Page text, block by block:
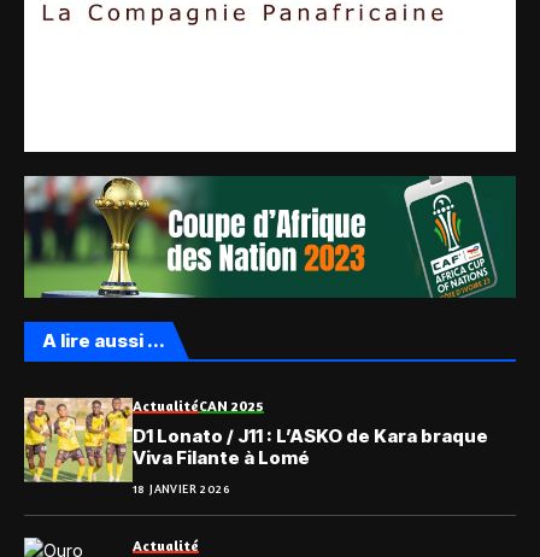
A lire aussi ...
ActualitéCAN 2025
D1 Lonato / J11 : L’ASKO de Kara braque
Viva Filante à Lomé
18 JANVIER 2026
Actualité